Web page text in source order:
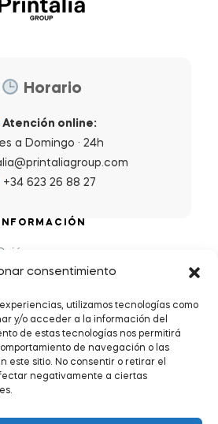
consentimiento
utilizamos tecnologías como
y/o acceder a la información del
de estas tecnologías nos permitirá
de navegación o las
este sitio. No consentir o retirar el
negativamente a ciertas
Horario
Atención online:
a Domingo · 24h
+34 623 26 88 27
somos
Frecuentes (FAQs)
y Reembolsos
y plazos de entrega
Privacidad y Cookies
de servicio